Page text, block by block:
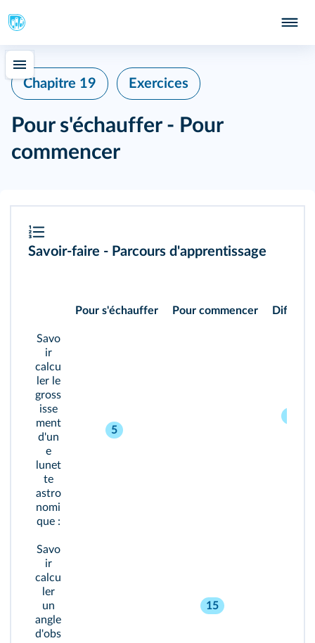
Chapitre 19 Exercices
Pour s'échauffer - Pour
commencer
Savoir-faire - Parcours d'apprentissage
Pour s'échauffer Pour commencer
Savo
ir
calcu
ler le
gross
isse
ment
d'un
e
lunet
te
astro
nomi
que :
5
Savo
ir
calcu
ler
un
angle
d'obs
15